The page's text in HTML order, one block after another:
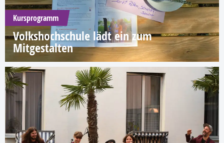
Kursprogramm
Volkshochschule lädt ein zum
Mitgestalten